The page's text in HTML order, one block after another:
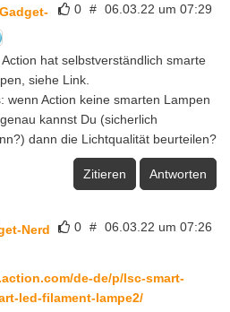
0 # 06.03.22 um 07:29
Gadget-
Action hat selbstverständlich smarte
siehe Link.
wenn Action keine smarten Lampen
kannst Du (sicherlich
dann die Lichtqualität beurteilen?
Zitieren Antworten
0 # 06.03.22 um 07:26
Nerd
de-de/p/lsc-smart-
led-filament-lampe2/